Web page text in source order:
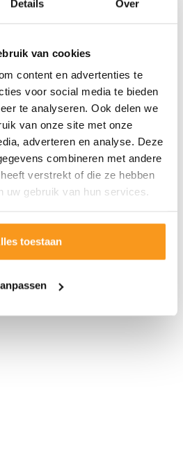
Details Over
van cookies
content en advertenties te
voor social media te bieden
te analyseren. Ook delen we
van onze site met onze
adverteren en analyse. Deze
combineren met andere
verstrekt of die ze hebben
uw gebruik van hun services.
toestaan